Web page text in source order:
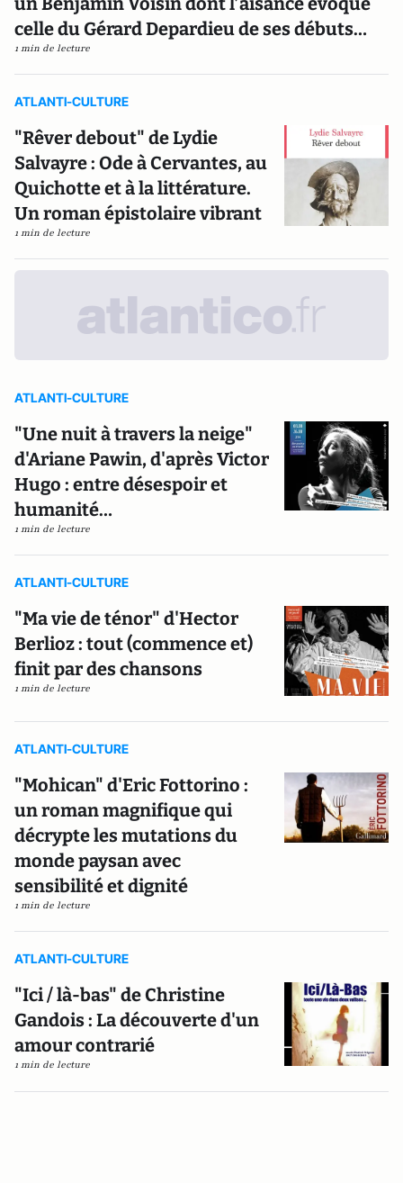
celle du Gérard Depardieu de ses débuts…
1 min de lecture
ATLANTI-CULTURE
"Rêver debout" de Lydie
Salvayre : Ode à Cervantes, au
Quichotte et à la littérature.
Un roman épistolaire vibrant
1 min de lecture
ATLANTI-CULTURE
"Une nuit à travers la neige"
d'Ariane Pawin, d'après Victor
Hugo : entre désespoir et
humanité…
1 min de lecture
ATLANTI-CULTURE
"Ma vie de ténor" d'Hector
Berlioz : tout (commence et)
finit par des chansons
1 min de lecture
ATLANTI-CULTURE
"Mohican" d'Eric Fottorino :
un roman magnifique qui
décrypte les mutations du
monde paysan avec
sensibilité et dignité
1 min de lecture
ATLANTI-CULTURE
"Ici / là-bas" de Christine
Gandois : La découverte d'un
amour contrarié
1 min de lecture